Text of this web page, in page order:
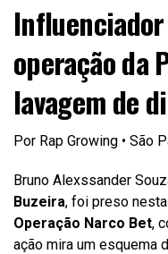
operação da
lavagem de
Por Rap Growing • São
Bruno Alexssander
Buzeira, foi preso
Operação Narco Bet,
ação mira um esquema